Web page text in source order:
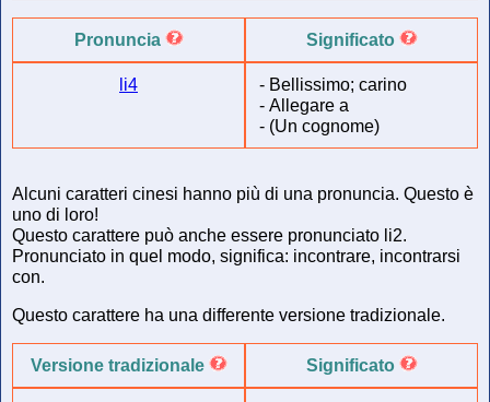
Pronuncia
li4
Significato
- Bellissimo; carino
- Allegare a
- (Un cognome)
Alcuni caratteri cinesi hanno più di una pronuncia. Questo è
uno di loro!
Questo carattere può anche essere pronunciato li2.
Pronunciato in quel modo, significa: incontrare, incontrarsi
con.
Questo carattere ha una differente versione tradizionale.
Versione tradizionale Significato